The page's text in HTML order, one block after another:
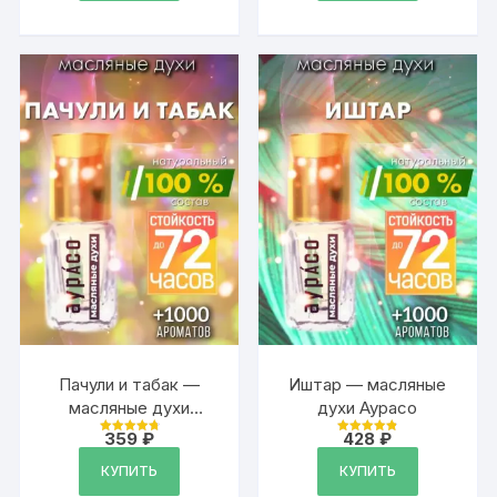
парфюмированный,
мужчин, унисекс
Пачули и табак —
масляные духи
Аурасо
Оценка
359₽
КУПИТЬ
Иштар — масляные
духи Аурасо
Оценка
428₽
КУПИТЬ